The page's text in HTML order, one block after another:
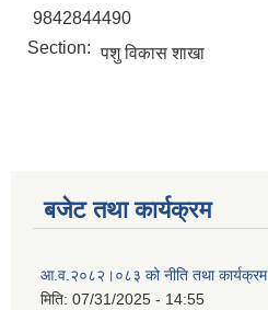
9842844490
Section: पशु विकास शाखा
बजेट तथा कार्यक्रम
आ.व.२०८२।०८३ को नीति तथा कार्यक्रम
मिति: 07/31/2025 - 14:55